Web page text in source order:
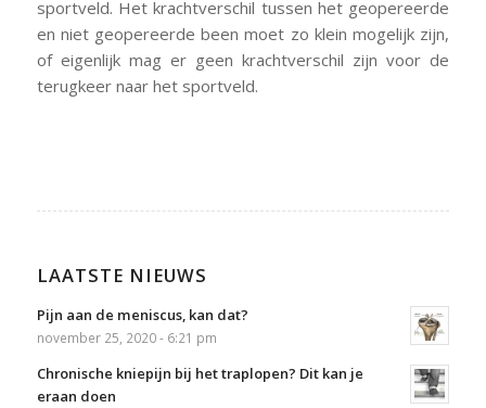
sportveld. Het krachtverschil tussen het geopereerde
en niet geopereerde been moet zo klein mogelijk zijn,
of eigenlijk mag er geen krachtverschil zijn voor de
terugkeer naar het sportveld.
LAATSTE NIEUWS
Pijn aan de meniscus, kan dat?
november 25, 2020 - 6:21 pm
Chronische kniepijn bij het traplopen? Dit kan je
eraan doen